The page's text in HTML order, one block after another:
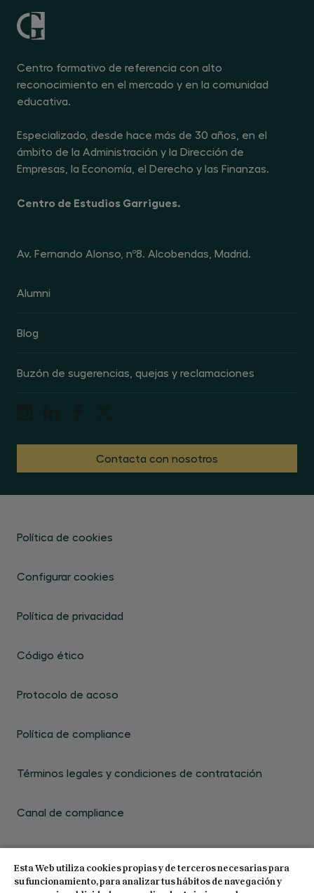
Centro formativo de referencia con alto
reconocimiento en el mercado y en la comunidad
educativa.
Especializado, desde hace más de 30 años, en el
ámbito de la Administración y la Dirección de
Empresas, la Economía, el Derecho y las Finanzas.
Centro de Estudios Garrigues.
Av. Fernando Alonso, nº8. Alcobendas, Madrid.
Alumni
Blog
Buzón de sugerencias, quejas y reclamaciones
Contacta con nosotros
Política de cookies
Configurar cookies
Política de privacidad
Código ético
Protocolo de acoso
Política de compliance
Términos legales y condiciones de contratación
Canal de compliance
Esta Web utiliza cookies propias y de terceros necesarias para
su funcionamiento, para analizar tus hábitos de navegación y